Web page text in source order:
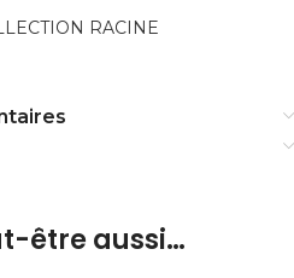
RACINE
être aussi…